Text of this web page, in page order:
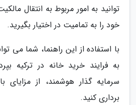
توانید به امور مربوط به انتقال
خود را به تمامیت در اختیار بگیرید.
با استفاده از این راهنما، شما می
به فرایند خرید خانه در ترکیه
سرمایه گذار هوشمند، از مزایای
برداری کنید.